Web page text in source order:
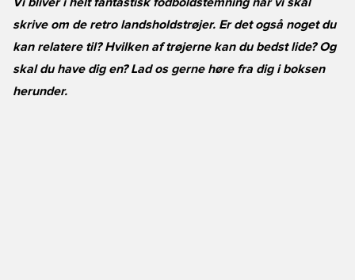
skrive om de retro landsholdstrøjer. Er det også noget du
kan relatere til? Hvilken af trøjerne kan du bedst lide? Og
skal du have dig en? Lad os gerne høre fra dig i boksen
herunder.